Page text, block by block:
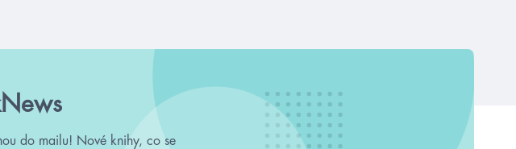
do mailu! Nové knihy, co se